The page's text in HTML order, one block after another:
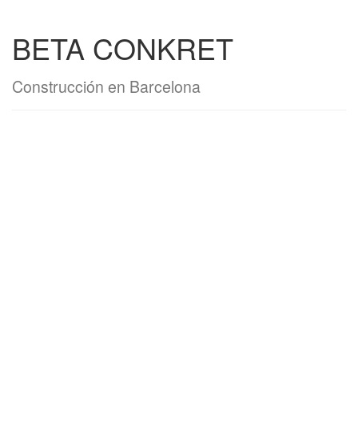
BETA CONKRET
Construcción en Barcelona